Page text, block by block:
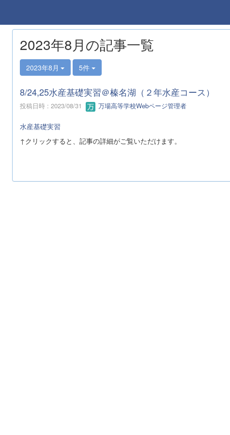
2023年8月の記事一覧
2023年8月 5件
8/24,25水産基礎実習＠榛名湖（２年水産コース）
投稿日時 : 2023/08/31 万場高等学校Webページ管理者
水産基礎実習
↑クリックすると、記事の詳細がご覧いただけます。